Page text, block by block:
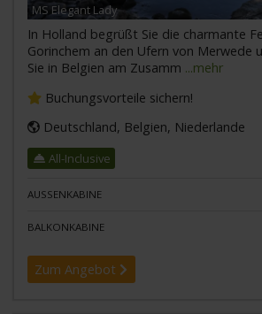
MS Elegant Lady
In Holland begrüßt Sie die charmante
Gorinchem an den Ufern von Merwede
Sie in Belgien am Zusamm ...mehr
Buchungsvorteile sichern!
Deutschland, Belgien, Niederlande
All-Inclusive
AUSSENKABINE
BALKONKABINE
Zum Angebot